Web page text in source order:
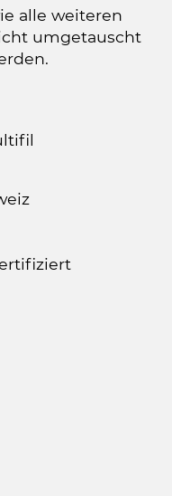
alle weiteren
umgetauscht